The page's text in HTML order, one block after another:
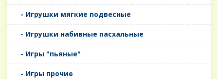
- Игрушки мягкие подвесные
- Игрушки набивные пасхальные
- Игры "пьяные"
- Игры прочие